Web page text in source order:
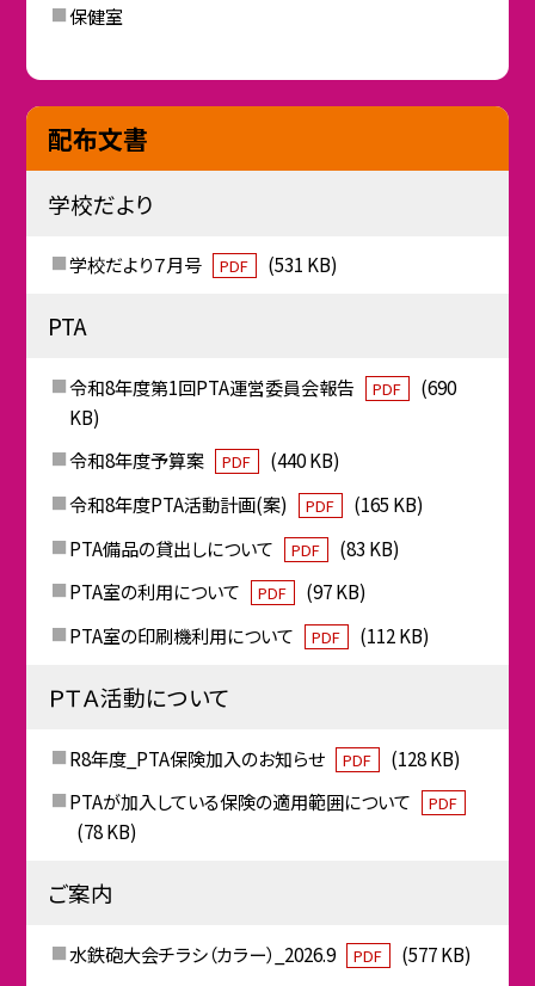
保健室
配布文書
学校だより
学校だより７月号 PDF (531 KB)
PTA
令和8年度第1回PTA運営委員会報告 PDF
(690
KB)
令和8年度予算案
PDF
(440 KB)
令和8年度PTA活動計画(案)
PDF
(165 KB)
PTA備品の貸出しについて
PDF
(83 KB)
PTA室の利用について
PDF
(97 KB)
PTA室の印刷機利用について
PDF (112 KB)
ＰＴＡ活動について
R8年度_PTA保険加入のお知らせ PDF
(128 KB)
PTAが加入している保険の適用範囲について
PDF
(78 KB)
ご案内
水鉄砲大会チラシ（カラー）_2026.9 PDF (577 KB)